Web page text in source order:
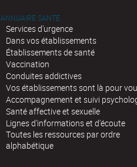
ANNUAIRE SANTÉ
Services d'urgence
Dans vos établissements
Établissements de santé
Vaccination
Conduites addictives
Vos établissements sont là pour
Accompagnement et suivi
Santé affective et sexuelle
Lignes d'informations et d'écoute
Toutes les ressources par ordre
alphabétique